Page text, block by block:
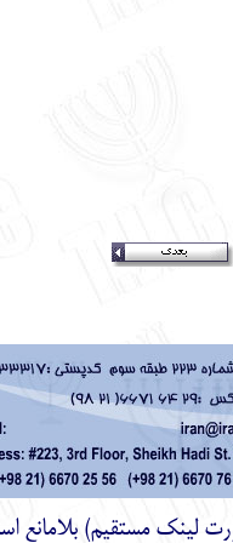
لینک مستقیم) بلامانع